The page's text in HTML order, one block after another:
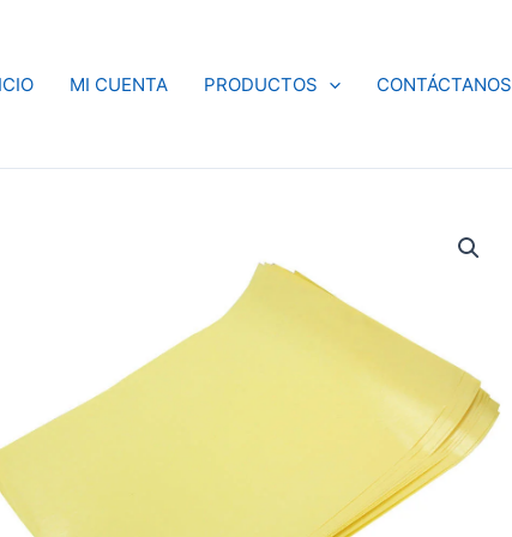
MI CUENTA PRODUCTOS CONTÁCTANOS